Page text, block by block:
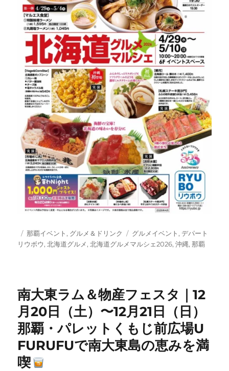
投
稿
カ
テ
那覇イベント , グルメ＆ドリンク
タ
グ
グルメイベント ,デパート
リウボウ,北海道グルメ,北海道グルメマルシェ2026,沖縄,那覇
南大東ラム＆物産フェスタ｜12
月20日（土）〜12月21日（日）
那覇・パレットくもじ前広場U
FURUFUで南大東島の恵みを満
喫